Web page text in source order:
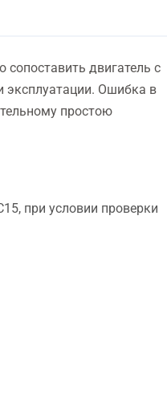
двигатель с
эксплуатации. Ошибка в
простою
при условии проверки